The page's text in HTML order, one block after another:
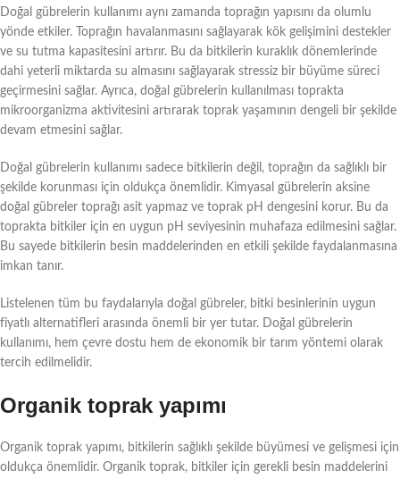
Doğal gübrelerin kullanımı aynı zamanda toprağın yapısını da olumlu
yönde etkiler. Toprağın havalanmasını sağlayarak kök gelişimini destekler
ve su tutma kapasitesini artırır. Bu da bitkilerin kuraklık dönemlerinde
dahi yeterli miktarda su almasını sağlayarak stressiz bir büyüme süreci
geçirmesini sağlar. Ayrıca, doğal gübrelerin kullanılması toprakta
mikroorganizma aktivitesini artırarak toprak yaşamının dengeli bir şekilde
devam etmesini sağlar.
Doğal gübrelerin kullanımı sadece bitkilerin değil, toprağın da sağlıklı bir
şekilde korunması için oldukça önemlidir. Kimyasal gübrelerin aksine
doğal gübreler toprağı asit yapmaz ve toprak pH dengesini korur. Bu da
toprakta bitkiler için en uygun pH seviyesinin muhafaza edilmesini sağlar.
Bu sayede bitkilerin besin maddelerinden en etkili şekilde faydalanmasına
imkan tanır.
Listelenen tüm bu faydalarıyla doğal gübreler, bitki besinlerinin uygun
fiyatlı alternatifleri arasında önemli bir yer tutar. Doğal gübrelerin
kullanımı, hem çevre dostu hem de ekonomik bir tarım yöntemi olarak
tercih edilmelidir.
Organik toprak yapımı
Organik toprak yapımı, bitkilerin sağlıklı şekilde büyümesi ve gelişmesi için
oldukça önemlidir. Organik toprak, bitkiler için gerekli besin maddelerini